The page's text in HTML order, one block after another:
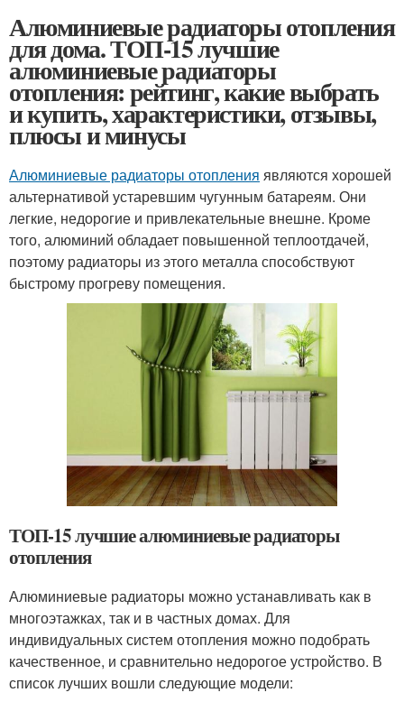
Алюминиевые радиаторы отопления
для дома. ТОП-15 лучшие
алюминиевые радиаторы
отопления: рейтинг, какие выбрать
и купить, характеристики, отзывы,
плюсы и минусы
Алюминиевые радиаторы отопления являются хорошей
альтернативой устаревшим чугунным батареям. Они
легкие, недорогие и привлекательные внешне. Кроме
того, алюминий обладает повышенной теплоотдачей,
поэтому радиаторы из этого металла способствуют
быстрому прогреву помещения.
ТОП-15 лучшие алюминиевые радиаторы
отопления
Алюминиевые радиаторы можно устанавливать как в
многоэтажках, так и в частных домах. Для
индивидуальных систем отопления можно подобрать
качественное, и сравнительно недорогое устройство. В
список лучших вошли следующие модели: